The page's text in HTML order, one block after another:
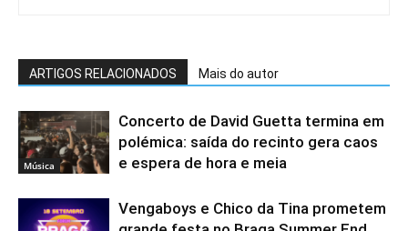
ARTIGOS RELACIONADOS Mais do autor
Música
Concerto de David Guetta termina em
polémica: saída do recinto gera caos
e espera de hora e meia
Vengaboys e Chico da Tina prometem